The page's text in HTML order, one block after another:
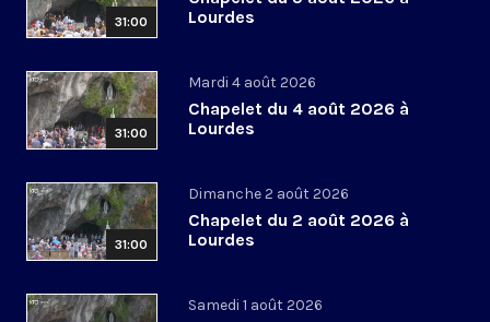
31:00
Lourdes
31:00
Mardi 4 août 2026
Chapelet du 4 août 2026 à
Lourdes
31:00
Dimanche 2 août 2026
Chapelet du 2 août 2026 à
Lourdes
Samedi 1 août 2026